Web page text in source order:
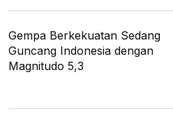
Gempa Berkekuatan Sedang
Guncang Indonesia dengan
Magnitudo 5,3